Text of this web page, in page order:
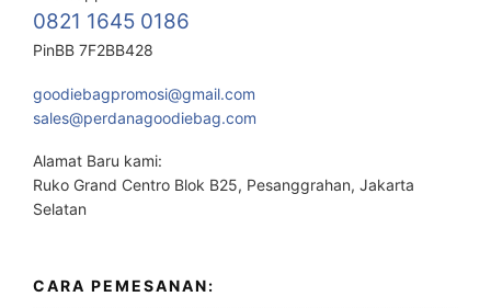
0821 1645 0186
PinBB 7F2BB428
goodiebagpromosi@gmail.com
sales@perdanagoodiebag.com
Alamat Baru kami:
Ruko Grand Centro Blok B25, Pesanggrahan, Jakarta
Selatan
CARA PEMESANAN: